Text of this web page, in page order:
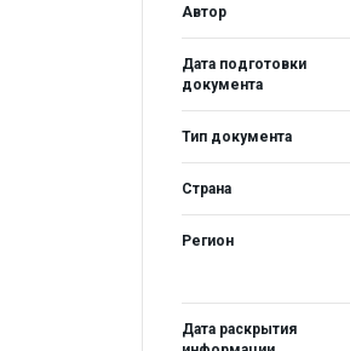
Автор
Дата подготовки
документа
Тип документа
Страна
Регион
Дата раскрытия